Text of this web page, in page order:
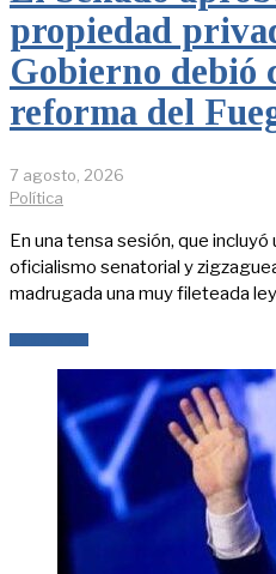
propiedad
Gobierno debió
reforma del
7 agosto, 2026
Política
En una tensa sesión, que
oficialismo senatorial y
madrugada una muy fileteada